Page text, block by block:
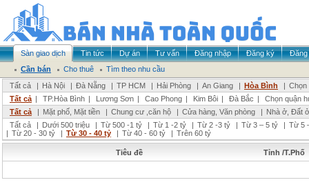
Sàn giao dịch Tin tức Dự án Tư vấn Đăng nhập Đăng ký
Đăng
Cần bán
Cho thuê
Tìm theo nhu cầu
Tất cả
| Hà Nội | Đà Nẵng | TP HCM | Hải Phòng | An Giang | Hòa Bình | Chọn
Tất cả | TP.Hòa Bình | Lương Sơn | Cao Phong | Kim Bôi | Đà Bắc |
Chọn quận
Tất cả
| Mặt phố, Mặt tiền | Chung cư ,căn hộ | Cửa hàng, Văn phòng | Nhà ở, Đất ở
Tất cả
| Dưới 500 triệu | Từ 500 -1 tỷ | Từ 1 -2 tỷ | Từ 2 -3 tỷ | Từ 3 – 5 tỷ | Từ 5
| Từ 20 - 30 tỷ | Từ 30 - 40 tỷ | Từ 40 - 60 tỷ | Trên 60 tỷ
Tiêu đề Tỉnh /T.Phố